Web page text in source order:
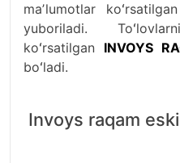
maʼlumotlar
yuboriladi.
koʻrsatilgan INVOYS
boʻladi.
Invoys raqam